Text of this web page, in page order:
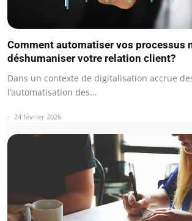
Comment automatiser vos processus
déshumaniser votre relation client?
Dans un contexte de digitalisation accrue
l’automatisation des…
24 février 2026